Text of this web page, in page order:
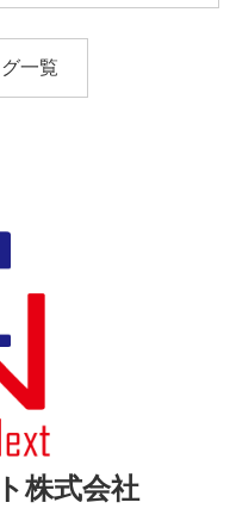
一覧
株式会社